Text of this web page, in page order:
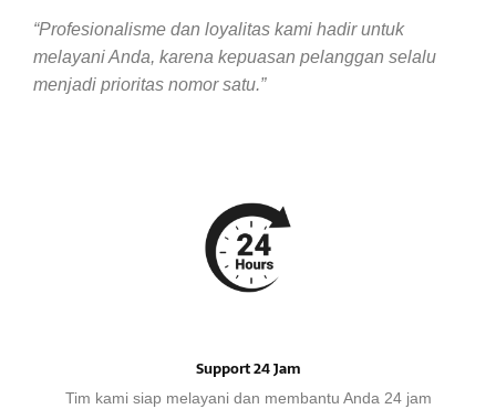
“Profesionalisme dan loyalitas kami hadir untuk
melayani Anda, karena kepuasan pelanggan selalu
menjadi prioritas nomor satu.”
Support 24 Jam
Tim kami siap melayani dan membantu Anda 24 jam